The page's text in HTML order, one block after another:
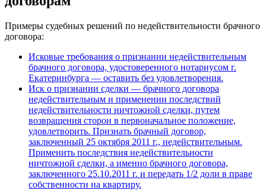
Примеры судебных решений по недействительности брачного
договора:
Исковые требования о признании недействительным
брачного договора, удостоверенного нотариусом г.
Екатеринбурга — оставить без удовлетворения.
Иск о признании сделки — брачного договора
недействительным и применении последствий
недействительности ничтожной сделки, путем
возвращения сторон в первоначальное положение,
удовлетворить. Признать брачный договор,
заключенный 25 октября 2011 г., недействительным.
Применить последствия недействительности
ничтожной сделки, а именно брачного договора,
заключенного 25.10.2011 г. и передать 1/2 доли в праве
собственности на квартиру.